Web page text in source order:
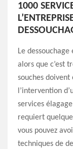
1000
Le
alors que c’est
souches
l’intervention
services
requiert
vous pouvez
techniques de